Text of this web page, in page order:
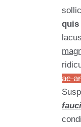
quis
ac